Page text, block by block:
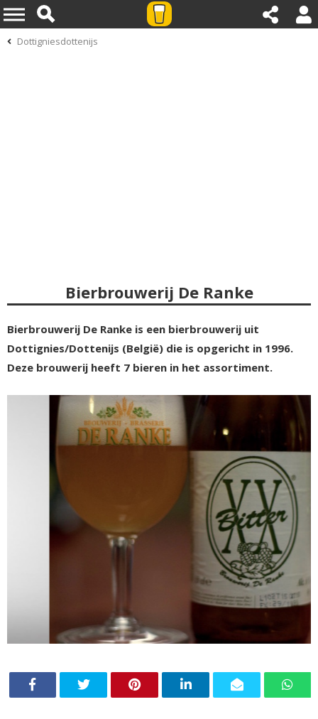
Dottigniesdottenijs
Bierbrouwerij De Ranke
Bierbrouwerij De Ranke is een bierbrouwerij uit
Dottignies/Dottenijs (België) die is opgericht in 1996.
Deze brouwerij heeft 7 bieren in het assortiment.